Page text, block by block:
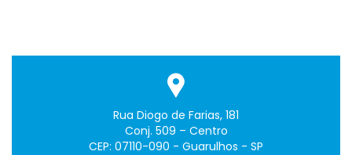
Rua Diogo de Farias, 181
Conj. 509 – Centro
CEP: 07110-090 - Guarulhos - SP